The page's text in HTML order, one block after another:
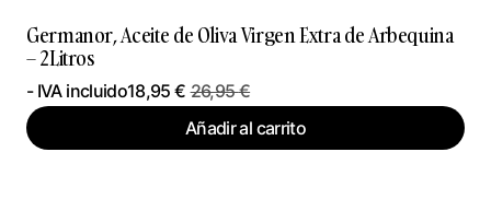
Germanor, Aceite de Oliva Virgen Extra de Arbequina
– 2Litros
26,95€
18,95€
- IVA incluido
Añadir al carrito